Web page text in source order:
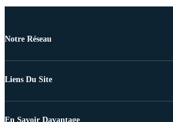
Notre Réseau
Liens Du Site
En Savoir Davantage